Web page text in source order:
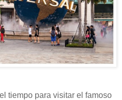
tiempo para visitar el famoso